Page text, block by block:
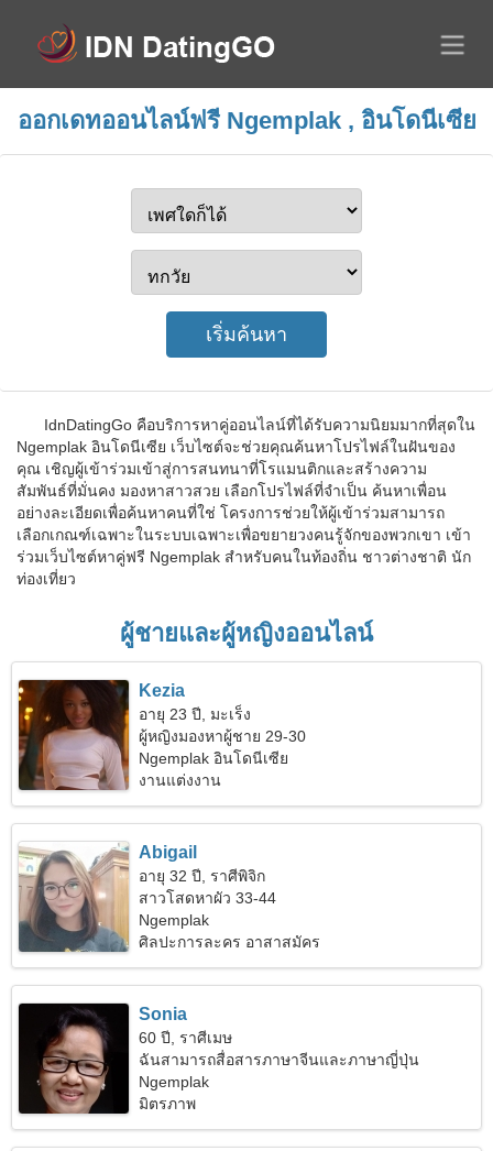
ออกเดทออนไลน์ฟรี Ngemplak , อินโดนีเซีย
IdnDatingGo คือบริการหาคู่ออนไลน์ที่ได้รับความนิยมมากที่สุดใน
Ngemplak อินโดนีเซีย เว็บไซต์จะช่วยคุณค้นหาโปรไฟล์ในฝันของ
คุณ เชิญผู้เข้าร่วมเข้าสู่การสนทนาที่โรแมนติกและสร้างความ
สัมพันธ์ที่มั่นคง มองหาสาวสวย เลือกโปรไฟล์ที่จำเป็น ค้นหาเพื่อน
อย่างละเอียดเพื่อค้นหาคนที่ใช่ โครงการช่วยให้ผู้เข้าร่วมสามารถ
เลือกเกณฑ์เฉพาะในระบบเฉพาะเพื่อขยายวงคนรู้จักของพวกเขา เข้า
ร่วมเว็บไซต์หาคู่ฟรี Ngemplak สำหรับคนในท้องถิ่น ชาวต่างชาติ นัก
ท่องเที่ยว
ผู้ชายและผู้หญิงออนไลน์
Kezia
อายุ 23 ปี, มะเร็ง
ผู้หญิงมองหาผู้ชาย 29-30
Ngemplak อินโดนีเซีย
งานแต่งงาน
Abigail
อายุ 32 ปี, ราศีพิจิก
สาวโสดหาผัว 33-44
Ngemplak
ศิลปะการละคร อาสาสมัคร
Sonia
60 ปี, ราศีเมษ
ฉันสามารถสื่อสารภาษาจีนและภาษาญี่ปุ่น
Ngemplak
มิตรภาพ